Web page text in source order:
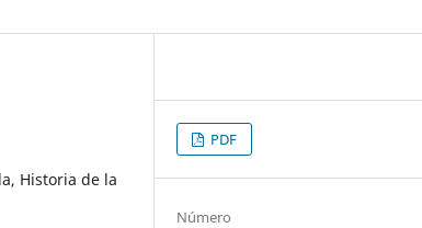
Historia de la
PDF
Número